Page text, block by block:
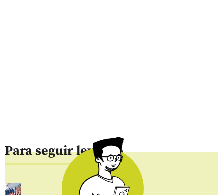
Para seguir leyendo